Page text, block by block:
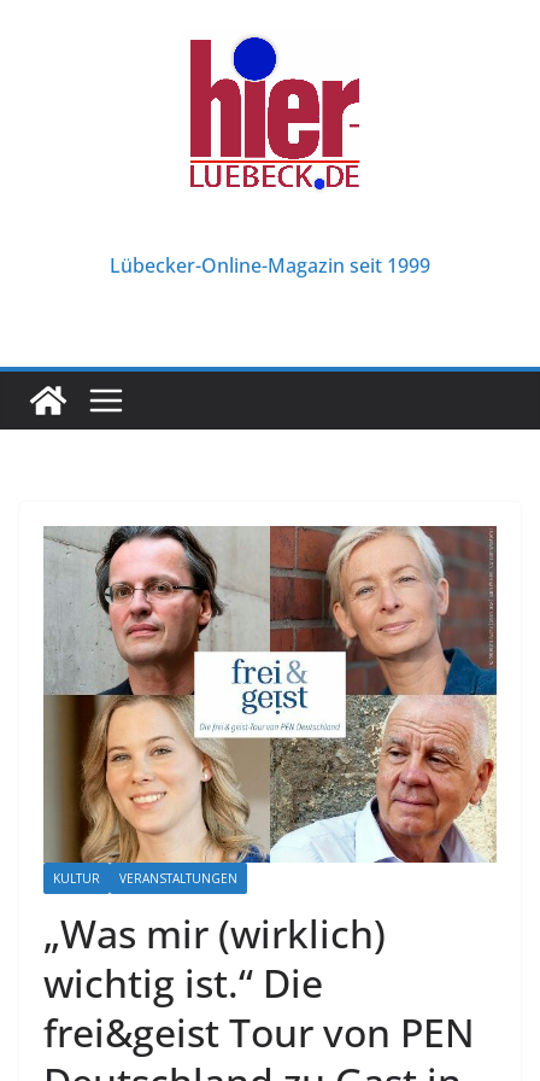
Lübecker-Online-Magazin seit 1999
KULTUR VERANSTALTUNGEN
„Was mir (wirklich)
wichtig ist.“ Die
frei&geist Tour von PEN